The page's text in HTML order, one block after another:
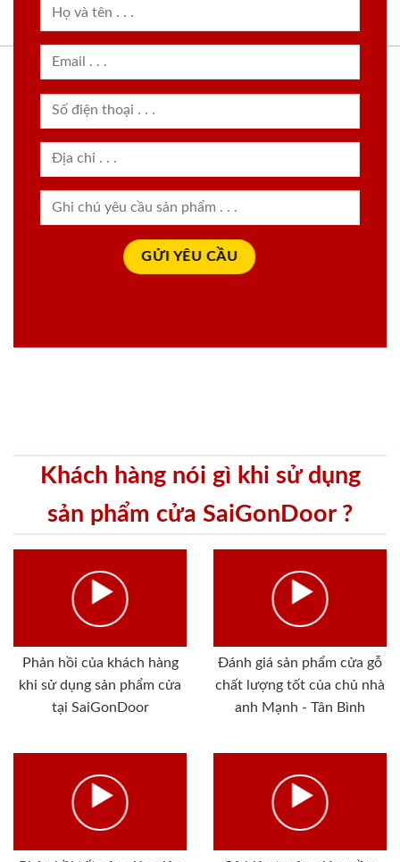
Khách hàng nói gì khi sử dụng
sản phẩm cửa SaiGonDoor ?
Phản hồi của khách hàng
khi sử dụng sản phẩm cửa
tại SaiGonDoor
Đánh giá sản phẩm cửa gỗ
chất lượng tốt của chủ nhà
anh Mạnh - Tân Bình